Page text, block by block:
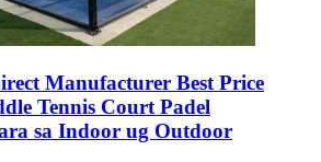
Manufacturer Best Price
Tennis Court Padel
sa Indoor ug Outdoor